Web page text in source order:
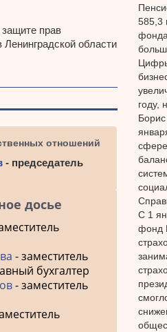
585,3
фонда
году,
С 1
фонд
прав
области
отношений
- председатель
досье
- заместитель
бухгалтер
- заместитель